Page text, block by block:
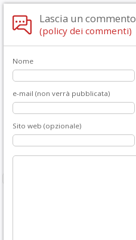
Lascia un commento
(policy dei commenti)
Nome
e-mail (non verrà pubblicata)
Sito web (opzionale)